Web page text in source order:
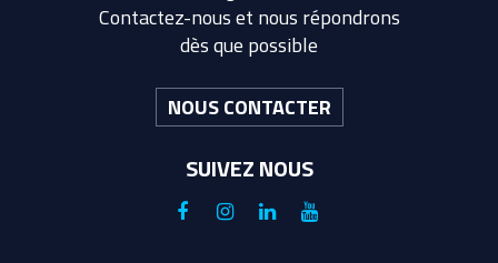
Contactez-nous et nous répondrons
dès que possible
NOUS CONTACTER
SUIVEZ NOUS
Lien
Lien
Lien
Lien